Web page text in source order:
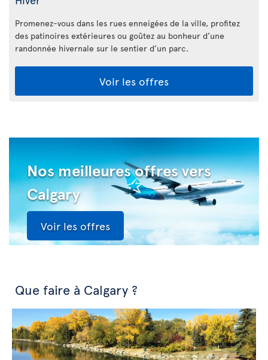
Promenez-vous dans les rues enneigées de la ville, profitez
des patinoires extérieures ou goûtez au bonheur d’une
randonnée hivernale sur le sentier d’un parc.
Voir les offres
Nos meilleures offres vers
Calgary
Voir les offres
Que faire à Calgary ?